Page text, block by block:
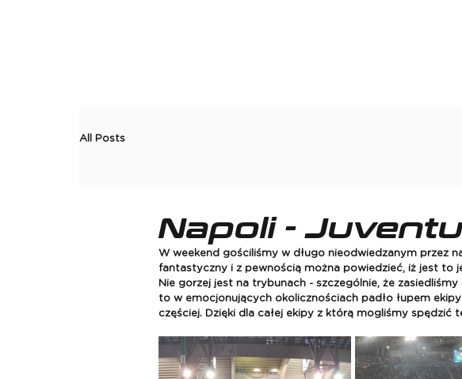
All Posts
Napoli -
W weekend gościliśmy w długo nieodwiedzanym przez
fantastyczny i z pewnością można powiedzieć, iż jest to
Nie gorzej jest na trybunach - szczególnie, że
to w emocjonujących okolicznościach padło łupem
częściej. Dzięki dla całej ekipy z którą mogliśmy spędzić